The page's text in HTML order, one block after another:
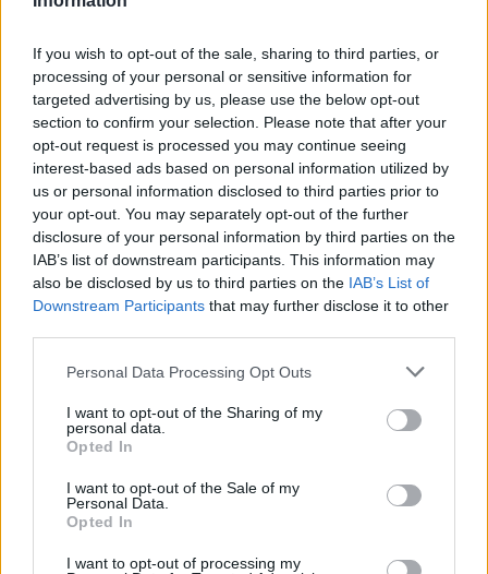
If you wish to opt-out of the sale, sharing to third parties, or
processing of your personal or sensitive information for
targeted advertising by us, please use the below opt-out
section to confirm your selection. Please note that after your
opt-out request is processed you may continue seeing
interest-based ads based on personal information utilized by
us or personal information disclosed to third parties prior to
your opt-out. You may separately opt-out of the further
disclosure of your personal information by third parties on the
IAB’s list of downstream participants. This information may
also be disclosed by us to third parties on the IAB’s List of
Downstream Participants that may further disclose it to other
Personal Data Processing Opt Outs
I want to opt-out of the Sharing of my
personal data.
Opted In
I want to opt-out of the Sale of my
Personal Data.
Opted In
I want to opt-out of processing my
¿Apoyar a Amalia Mendoza?
7 0
Ranking de Amalia Mendoza TOP Música